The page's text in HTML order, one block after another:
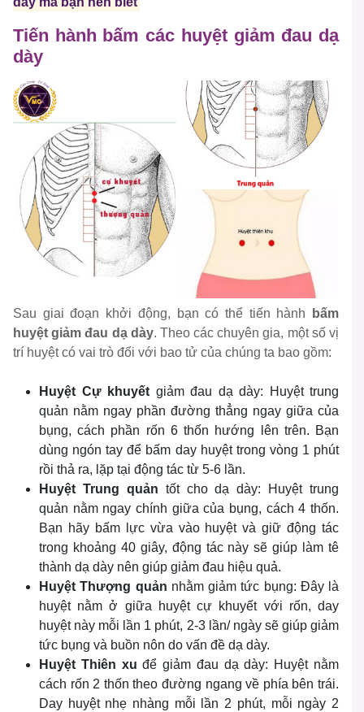
Tiến hành bấm các huyệt giảm đau dạ
dày
Sau giai đoạn khởi động, bạn có thể tiến hành bấm
huyệt giảm đau dạ dày. Theo các chuyên gia, một số vị
trí huyệt có vai trò đối với bao tử của chúng ta bao gồm:
Huyệt Cự khuyết giảm đau dạ dày: Huyệt trung
quản nằm ngay phần đường thẳng ngay giữa của
bụng, cách phần rốn 6 thốn hướng lên trên. Bạn
dùng ngón tay để bấm day huyệt trong vòng 1 phút
rồi thả ra, lặp tại động tác từ 5-6 lần.
Huyệt Trung quản tốt cho dạ dày: Huyệt trung
quản nằm ngay chính giữa của bụng, cách 4 thốn.
Bạn hãy bấm lực vừa vào huyệt và giữ động tác
trong khoảng 40 giây, động tác này sẽ giúp làm tê
thành dạ dày nên giúp giảm đau hiệu quả.
Huyệt Thượng quản nhằm giảm tức bụng: Đây là
huyệt nằm ở giữa huyệt cự khuyết với rốn, day
huyệt này mỗi lần 1 phút, 2-3 lần/ ngày sẽ giúp giảm
tức bụng và buồn nôn do vấn đề dạ dày.
Huyệt Thiên xu để giảm đau dạ dày: Huyệt nằm
cách rốn 2 thốn theo đường ngang về phía bên trái.
Day huyệt nhẹ nhàng mỗi lần 2 phút, mỗi ngày 2